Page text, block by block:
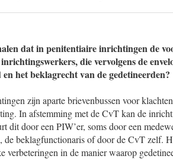
dat in penitentiaire inrichtingen de
die vervolgens de
het beklagrecht van de gedetineerden?
zijn aparte brievenbussen voor
In afstemming met de CvT kan de
dit door een PIW’er, soms door een
de beklagfunctionaris of door de CvT zelf.
verbeteringen in de manier waarop